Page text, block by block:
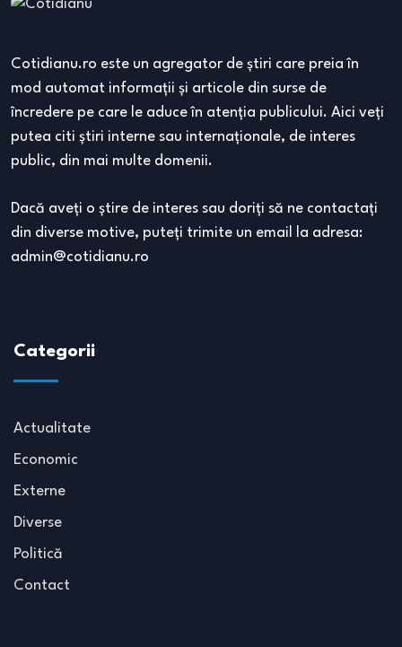
Cotidianu.ro este un agregator de ştiri care preia în
mod automat informaţii şi articole din surse de
încredere pe care le aduce în atenţia publicului. Aici veţi
putea citi ştiri interne sau internaţionale, de interes
public, din mai multe domenii.
Dacă aveţi o ştire de interes sau doriţi să ne contactaţi
din diverse motive, puteţi trimite un email la adresa:
admin@cotidianu.ro
Categorii
Actualitate
Economic
Externe
Diverse
Politică
Contact